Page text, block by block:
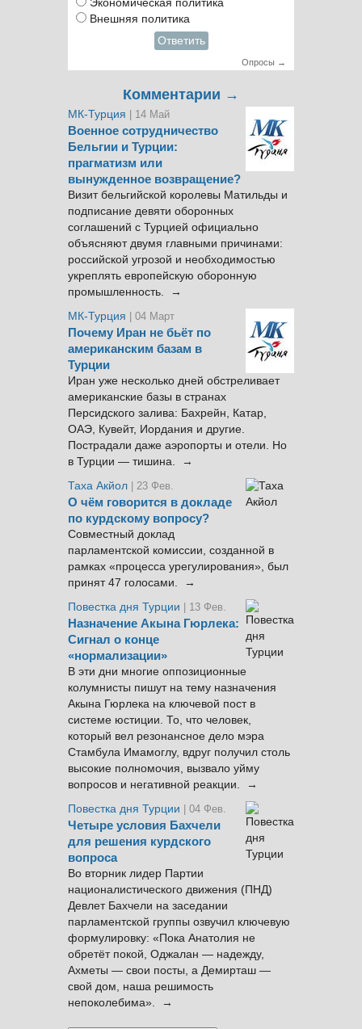
Экономическая политика
Внешняя политика
Ответить
Опросы →
Комментарии →
МК-Турция | 14 Май
Военное сотрудничество
Бельгии и Турции:
прагматизм или
вынужденное возвращение?
Визит бельгийской королевы Матильды и
подписание девяти оборонных
соглашений с Турцией официально
объясняют двумя главными причинами:
российской угрозой и необходимостью
укреплять европейскую оборонную
промышленность. →
МК-Турция
| 04 Март
Почему Иран не бьёт по
американским базам в
Турции
Иран уже несколько дней обстреливает
американские базы в странах
Персидского залива: Бахрейн, Катар,
ОАЭ, Кувейт, Иордания и другие.
Пострадали даже аэропорты и отели. Но
в Турции — тишина. →
Таха Акйол | 23 Фев.
О чём говорится в докладе
по курдскому вопросу?
Совместный доклад
парламентской комиссии, созданной в
рамках «процесса урегулирования», был
принят 47 голосами. →
Повестка дня Турции
| 13 Фев.
Назначение Акына Гюрлека:
Сигнал о конце
«нормализации»
В эти дни многие оппозиционные
колумнисты пишут на тему назначения
Акына Гюрлека на ключевой пост в
системе юстиции. То, что человек,
который вел резонансное дело мэра
Стамбула Имамоглу, вдруг получил столь
высокие полномочия, вызвало уйму
вопросов и негативной реакции. →
Повестка дня Турции
| 04 Фев.
Четыре условия Бахчели
для решения курдского
вопроса
Во вторник лидер Партии
националистического движения (ПНД)
Девлет Бахчели на заседании
парламентской группы озвучил ключевую
формулировку: «Пока Анатолия не
обретёт покой, Оджалан — надежду,
Ахметы — свои посты, а Демирташ —
свой дом, наша решимость
непоколебима». →